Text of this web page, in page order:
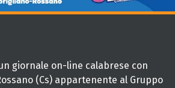
giornale on-line calabrese con
(Cs) appartenente al Gruppo